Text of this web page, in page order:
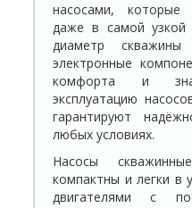
насосами, которые
даже в самой узкой
диаметр
электронные
комфорта и
эксплуатацию
гарантируют
любых условиях.
Насосы
компактны и легки в
двигателями с